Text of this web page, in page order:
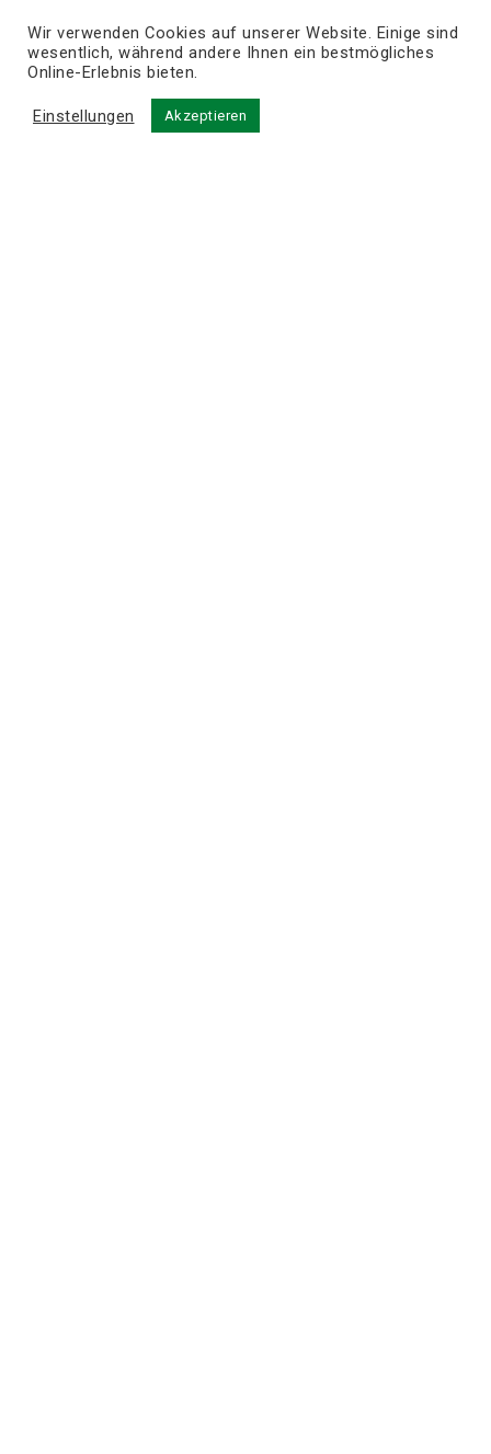
Wir verwenden Cookies auf unserer Website. Einige sind
wesentlich, während andere Ihnen ein bestmögliches
Online-Erlebnis bieten.
Einstellungen Akzeptieren